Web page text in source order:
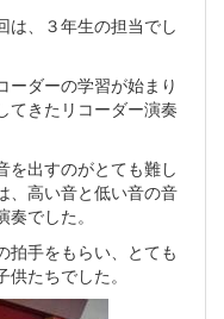
は、３年生の担当でし
ーダーの学習が始まり
てきたリコーダー演奏
を出すのがとても難し
、高い音と低い音の音
でした。
拍手をもらい、とても
たちでした。